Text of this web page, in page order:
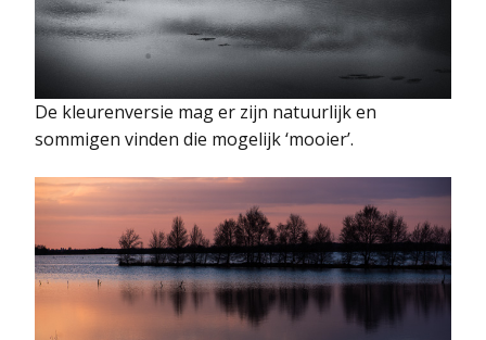
De kleurenversie mag er zijn natuurlijk en
sommigen vinden die mogelijk ‘mooier’.